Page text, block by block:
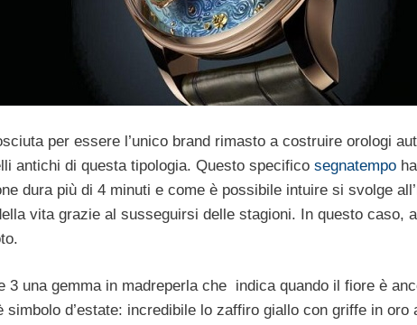
per essere l’unico brand rimasto a costruire orologi
antichi di questa tipologia. Questo specifico segnatempo
dura più di 4 minuti e come è possibile intuire si svolge
vita grazie al susseguirsi delle stagioni. In questo caso,
3 una gemma in madreperla che indica quando il fiore è
d’estate: incredibile lo zaffiro giallo con griffe in